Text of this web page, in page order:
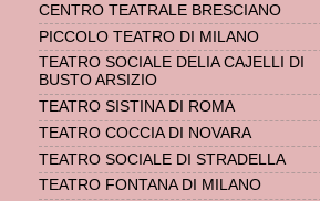
CENTRO TEATRALE BRESCIANO
PICCOLO TEATRO DI MILANO
TEATRO SOCIALE DELIA CAJELLI DI
BUSTO ARSIZIO
TEATRO SISTINA DI ROMA
TEATRO COCCIA DI NOVARA
TEATRO SOCIALE DI STRADELLA
TEATRO FONTANA DI MILANO